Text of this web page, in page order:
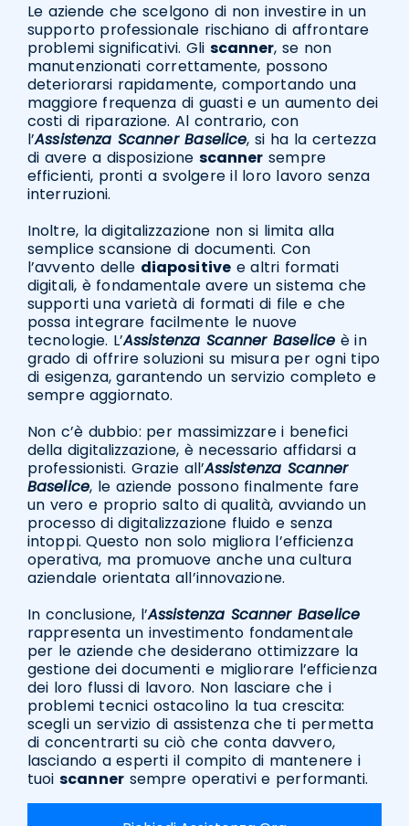
Le aziende che scelgono di non investire in un
supporto professionale rischiano di affrontare
problemi significativi. Gli scanner, se non
manutenzionati correttamente, possono
deteriorarsi rapidamente, comportando una
maggiore frequenza di guasti e un aumento dei
costi di riparazione. Al contrario, con
l’Assistenza Scanner Baselice, si ha la certezza
di avere a disposizione scanner sempre
efficienti, pronti a svolgere il loro lavoro senza
interruzioni.
Inoltre, la digitalizzazione non si limita alla
semplice scansione di documenti. Con
l’avvento delle diapositivee altri formati
digitali, è fondamentale avere un sistema che
supporti una varietà di formati di file e che
possa integrare facilmente le nuove
tecnologie. L’Assistenza Scanner Baseliceè in
grado di offrire soluzioni su misura per ogni tipo
di esigenza, garantendo un servizio completo e
sempre aggiornato.
Non c’è dubbio: per massimizzare i benefici
della digitalizzazione, è necessario affidarsi a
professionisti. Grazie all’Assistenza Scanner
Baselice, le aziende possono finalmente fare
un vero e proprio salto di qualità, avviando un
processo di digitalizzazione fluido e senza
intoppi. Questo non solo migliora l’efficienza
operativa, ma promuove anche una cultura
aziendale orientata all’innovazione.
In conclusione, l’Assistenza Scanner Baselice
rappresenta un investimento fondamentale
per le aziende che desiderano ottimizzare la
gestione dei documenti e migliorare l’efficienza
dei loro flussi di lavoro. Non lasciare che i
problemi tecnici ostacolino la tua crescita:
scegli un servizio di assistenza che ti permetta
di concentrarti su ciò che conta davvero,
lasciando a esperti il compito di mantenere i
tuoiscannersempre operativi e performanti.